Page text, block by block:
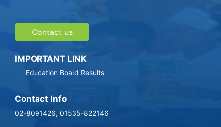
Contact us
IMPORTANT LINK
Education Board Results
Contact Info
02-8091426, 01535-822146